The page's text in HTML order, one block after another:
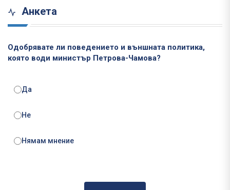
Анкета
Одобрявате ли поведението и външната политика,
която води министър Петрова-Чамова?
Да
Не
Нямам мнение